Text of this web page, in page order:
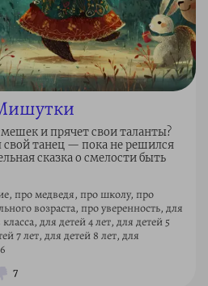
и прячет свои таланты?
танец — пока не решился
сказка о смелости быть
про медведя, про школу, про
возраста, про уверенность, для
для детей 4 лет, для детей 5
7 лет, для детей 8 лет, для
7